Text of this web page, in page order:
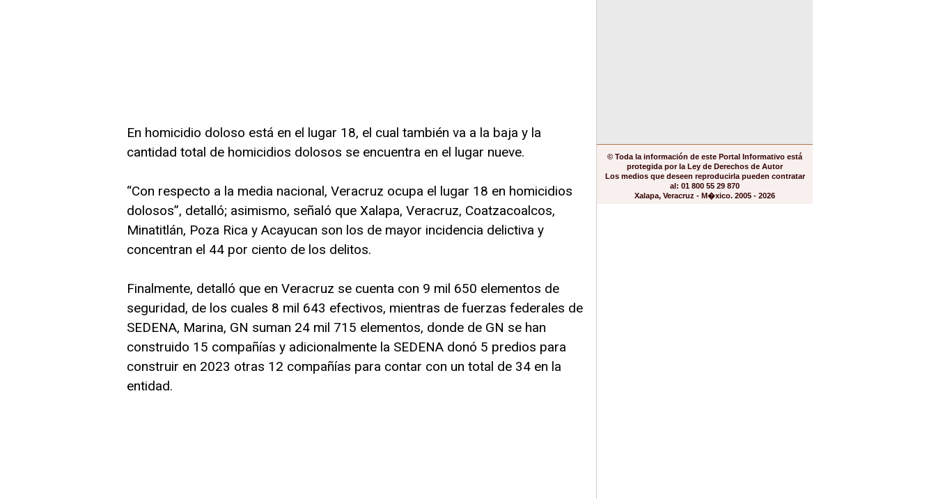
En homicidio doloso está en el lugar 18, el cual también va a la baja y la
cantidad total de homicidios dolosos se encuentra en el lugar nueve.
“Con respecto a la media nacional, Veracruz ocupa el lugar 18 en homicidios
dolosos”, detalló; asimismo, señaló que Xalapa, Veracruz, Coatzacoalcos,
Minatitlán, Poza Rica y Acayucan son los de mayor incidencia delictiva y
concentran el 44 por ciento de los delitos.
Finalmente, detalló que en Veracruz se cuenta con 9 mil 650 elementos de
seguridad, de los cuales 8 mil 643 efectivos, mientras de fuerzas federales de
SEDENA, Marina, GN suman 24 mil 715 elementos, donde de GN se han
construido 15 compañías y adicionalmente la SEDENA donó 5 predios para
construir en 2023 otras 12 compañías para contar con un total de 34 en la
entidad.
© Toda la información de este Portal Informativo está
protegida por la Ley de Derechos de Autor
Los medios que deseen reproducirla pueden contratar
al: 01 800 55 29 870
Xalapa, Veracruz - M�xico. 2005 - 2026